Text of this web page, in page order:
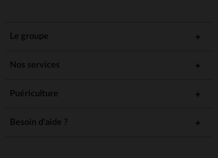
Le groupe
Nos services
Puériculture
Besoin d'aide ?